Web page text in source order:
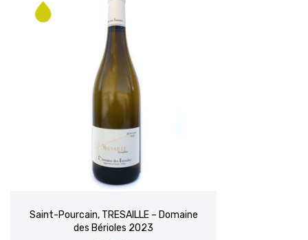
Saint-Pourcain, TRESAILLE – Domaine
des Bérioles 2023